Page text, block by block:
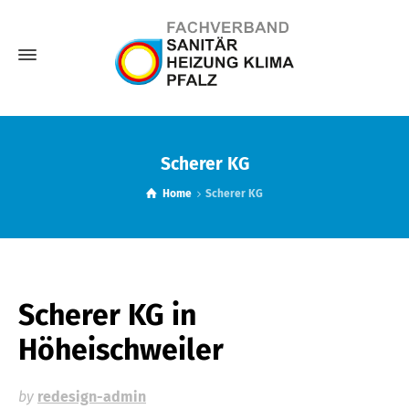
Scherer KG
Home Scherer KG
Scherer KG in
Höheischweiler
by redesign-admin